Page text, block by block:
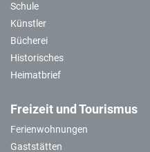
Schule
Künstler
Bücherei
Historisches
Heimatbrief
Freizeit und Tourismus
Ferienwohnungen
Gaststätten